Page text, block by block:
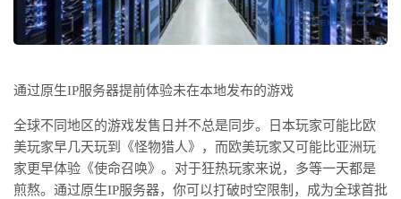
通过原生IP服务器提前体验未在本地发布的游戏
全球不同地区的游戏发售日并不总是同步。日本玩家可能比欧
美玩家早几天玩到《怪物猎人》，而欧美玩家又可能比亚洲玩
家更早体验《使命召唤》。对于狂热玩家来说，多等一天都是
煎熬。通过原生IP服务器，你可以打破时空限制，成为全球首批